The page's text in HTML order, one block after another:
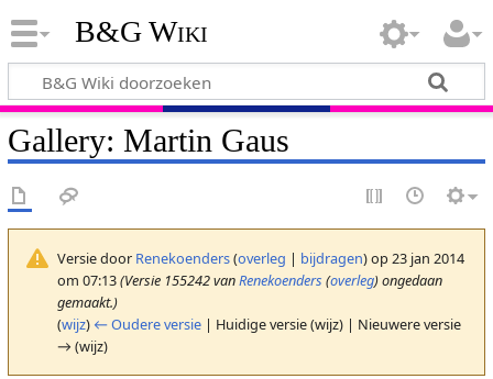
B&G Wiki
Gallery: Martin Gaus
Versie door Renekoenders(overleg | bijdragen)op 23 jan 2014
om 07:13(Versie 155242 vanRenekoenders (overleg) ongedaan
gemaakt.)
(wijz) ← Oudere versie| Huidige versie (wijz) | Nieuwere versie
→ (wijz)